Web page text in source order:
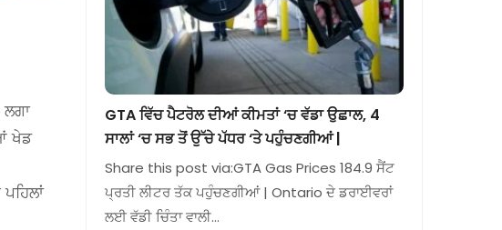
ਖੇਡ
GTA ਵਿੱਚ ਪੈਟਰੋਲ ਦੀਆਂ ਕੀਮਤਾਂ ‘ਚ ਵੱਡਾ ਉਛਾਲ, 4
ਸਾਲਾਂ ‘ਚ ਸਭ ਤੋਂ ਉੱਚੇ ਪੱਧਰ ‘ਤੇ ਪਹੁੰਚਣਗੀਆਂ |
Share this post via:GTA Gas Prices 184.9 ਸੈਂਟ
ਪ੍ਰਤੀ ਲੀਟਰ ਤੱਕ ਪਹੁੰਚਣਗੀਆਂ | Ontario ਦੇ ਡਰਾਈਵਰਾਂ
ਲਈ ਵੱਡੀ ਚਿੰਤਾ ਵਾਲੀ…